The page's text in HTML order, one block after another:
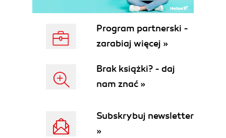
Magazyn (56)
Mikser w programie Cubase SX (57)
Stelaże efektów w programie Cubase SX (58)
Instrumenty VST (59)
projektu (61)
Ustawianie tempa w projekcie (66)
Import pętli (68)
Program partnerski -
zarabiaj więcej »
Brak książki? - daj
nam znać »
Subskrybuj newsletter
»